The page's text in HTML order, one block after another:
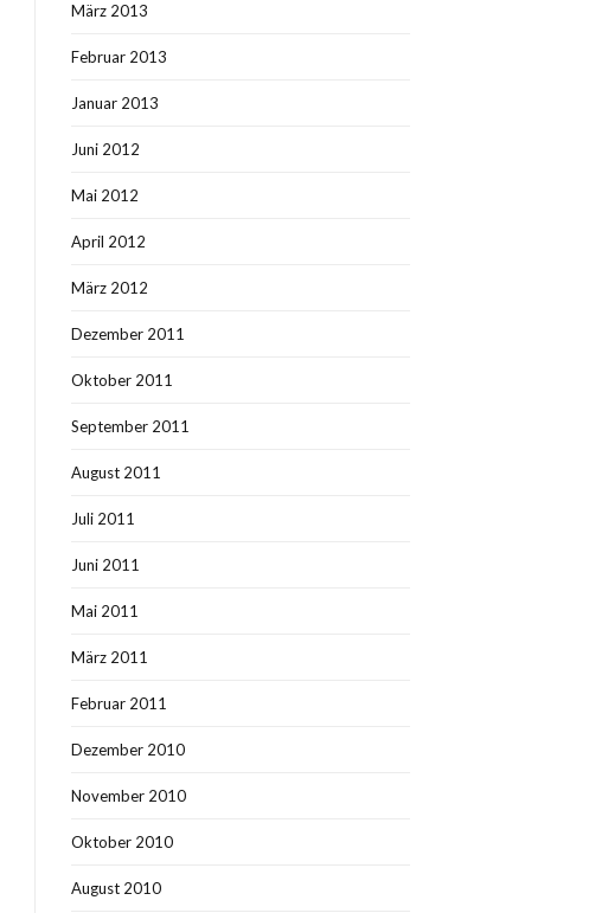
März 2013
Februar 2013
Januar 2013
Juni 2012
Mai 2012
April 2012
März 2012
Dezember 2011
Oktober 2011
September 2011
August 2011
Juli 2011
Juni 2011
Mai 2011
März 2011
Februar 2011
Dezember 2010
November 2010
Oktober 2010
August 2010